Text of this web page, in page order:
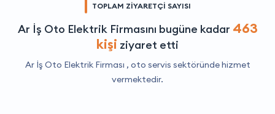
TOPLAM ZİYARETÇİ SAYISI
Ar İş Oto Elektrik Firmasını bugüne kadar 463
kişi ziyaret etti
Ar İş Oto Elektrik Firması , oto servis sektöründe hizmet
vermektedir.